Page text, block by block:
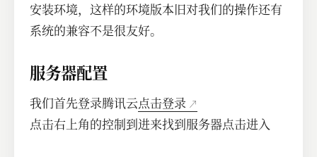
安装环境，这样的环境版本旧对我们的操作还有
系统的兼容不是很友好。
服务器配置
我们首先登录腾讯云点击登录
点击右上角的控制到进来找到服务器点击进入